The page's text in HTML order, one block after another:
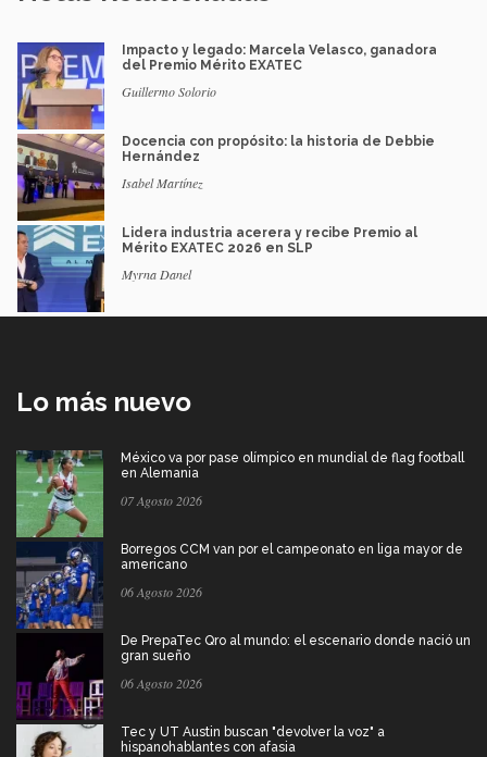
Impacto y legado: Marcela Velasco, ganadora
del Premio Mérito EXATEC
Guillermo Solorio
Docencia con propósito: la historia de Debbie
Hernández
Isabel Martínez
Lidera industria acerera y recibe Premio al
Mérito EXATEC 2026 en SLP
Myrna Danel
Lo más nuevo
México va por pase olímpico en mundial de flag football
en Alemania
07 Agosto 2026
Borregos CCM van por el campeonato en liga mayor de
americano
06 Agosto 2026
De PrepaTec Qro al mundo: el escenario donde nació un
gran sueño
06 Agosto 2026
Tec y UT Austin buscan "devolver la voz" a
hispanohablantes con afasia